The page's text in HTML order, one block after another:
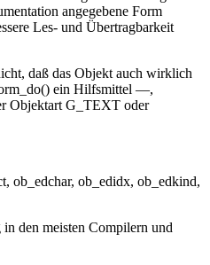
angegebene Form
Les- und Übertragbarkeit
daß das Objekt auch wirklich
ein Hilfsmittel —,
Objektart G_TEXT oder
ob_edchar, ob_edidx, ob_edkind,
den meisten Compilern und